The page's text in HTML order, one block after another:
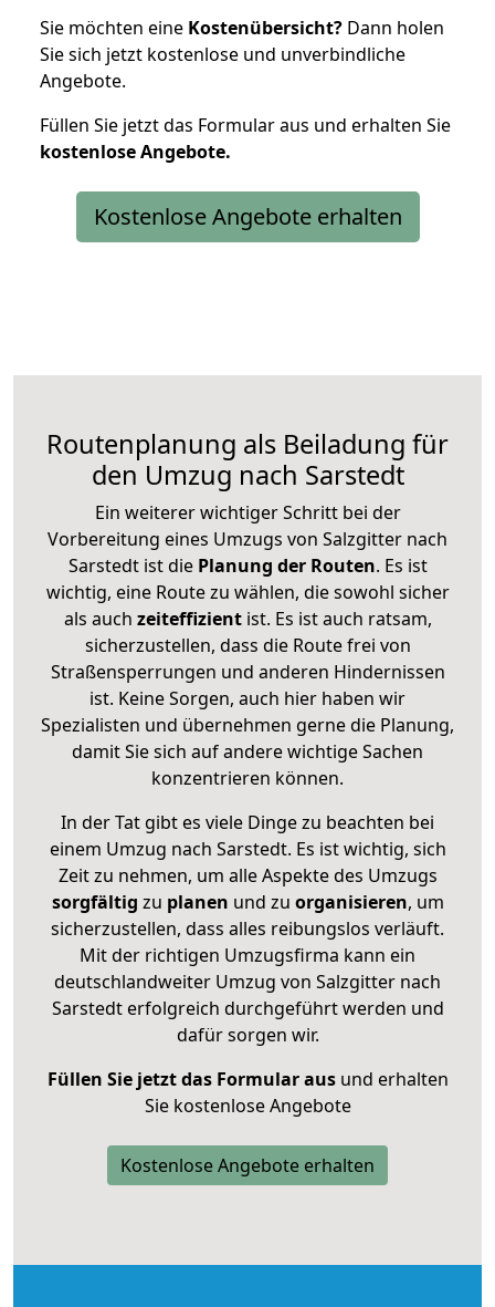
Sie möchten eine Kostenübersicht? Dann holen
Sie sich jetzt kostenlose und unverbindliche
Angebote.
Füllen Sie jetzt das Formular aus und erhalten Sie
kostenloseAngebote.
Kostenlose Angebote erhalten
Routenplanung als Beiladung für
den Umzug nach Sarstedt
Ein weiterer wichtiger Schritt bei der
Vorbereitung eines Umzugs von Salzgitter nach
Sarstedt ist diePlanung der Routen. Es ist
wichtig, eine Route zu wählen, die sowohl sicher
als auch zeiteffizientist. Es ist auch ratsam,
sicherzustellen, dass die Route frei von
Straßensperrungen und anderen Hindernissen
ist. Keine Sorgen, auch hier haben wir
Spezialisten und übernehmen gerne die Planung,
damit Sie sich auf andere wichtige Sachen
konzentrieren können.
In der Tat gibt es viele Dinge zu beachten bei
einem Umzug nach Sarstedt. Es ist wichtig, sich
Zeit zu nehmen, um alle Aspekte des Umzugs
sorgfältig zu planen und zu organisieren, um
sicherzustellen, dass alles reibungslos verläuft.
Mit der richtigen Umzugsfirma kann ein
deutschlandweiter Umzug von Salzgitter nach
Sarstedt erfolgreich durchgeführt werden und
dafür sorgen wir.
Füllen Sie jetzt das Formular ausund erhalten
Sie kostenlose Angebote
Kostenlose Angebote erhalten